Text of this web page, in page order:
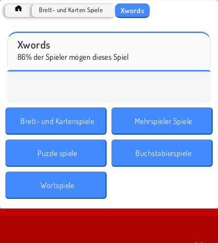
Brett- und Karten Spiele Xwords
Xwords
86% der Spieler mögen dieses Spiel
Brett- und Kartenspiele Mehrspieler Spiele
Puzzle spiele Buchstabierspiele
Wortspiele